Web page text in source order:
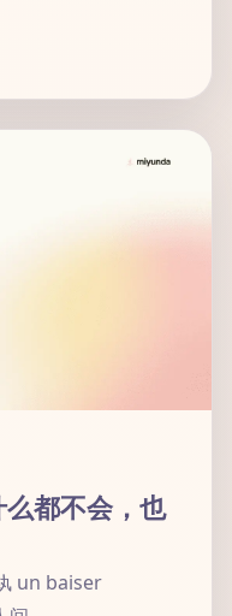
都不会，也
un baiser